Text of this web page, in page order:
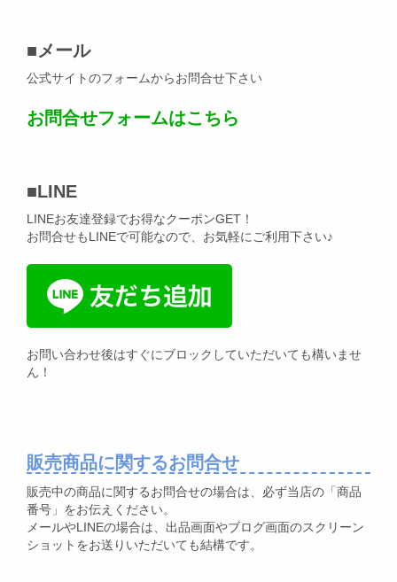
■メール
公式サイトのフォームからお問合せ下さい
お問合せフォームはこちら
■LINE
LINEお友達登録でお得なクーポンGET！
お問合せもLINEで可能なので、お気軽にご利用下さい♪
お問い合わせ後はすぐにブロックしていただいても構いませ
ん！
販売商品に関するお問合せ
販売中の商品に関するお問合せの場合は、必ず当店の「商品
番号」をお伝えください。
メールやLINEの場合は、出品画面やブログ画面のスクリーン
ショットをお送りいただいても結構です。